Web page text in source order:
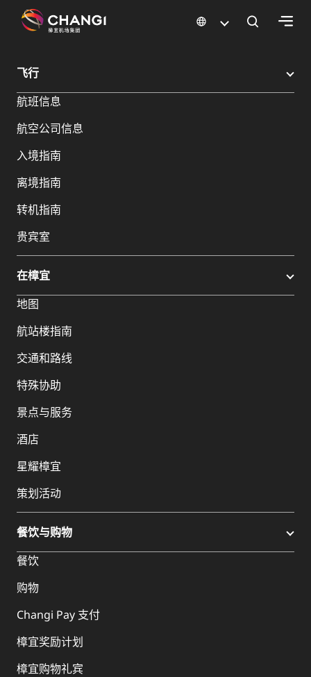
有
宜
网
选
语
言:
樟宜机场 樟宜机场餐饮与购物 樟宜机场购物指南 购物详情
飞行
航班信息
航空公司信息
入境指南
离境指南
转机指南
贵宾室
在樟宜
地图
航站楼指南
交通和路线
特殊协助
景点与服务
酒店
星耀樟宜
策划活动
餐饮与购物
餐饮
购物
Changi Pay 支付
樟宜奖励计划
樟宜购物礼宾